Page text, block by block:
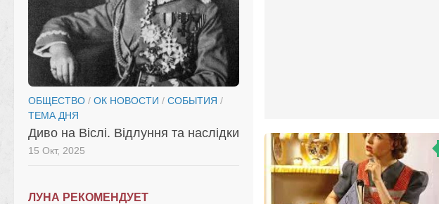
ОБЩЕСТВО / ОК НОВОСТИ / СОБЫТИЯ /
ТЕМА ДНЯ
Диво на Віслі. Відлуння та наслідки
15 Окт, 2025
ЛУНА РЕКОМЕНДУЕТ